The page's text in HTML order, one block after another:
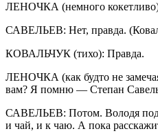
ЛЕНОЧКА (немного
САВЕЛЬЕВ: Нет, правда.
КОВАЛЬЧУК (тихо): Правда.
ЛЕНОЧКА (как будто не
вам? Я помню — Степан
САВЕЛЬЕВ: Потом. Володя
и чай, и к чаю. А пока